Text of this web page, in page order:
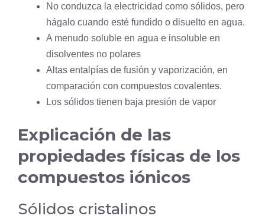
No conduzca la electricidad como sólidos, pero
hágalo cuando esté fundido o disuelto en agua.
A menudo soluble en agua e insoluble en
disolventes no polares
Altas entalpías de fusión y vaporización, en
comparación con compuestos covalentes.
Los sólidos tienen baja presión de vapor
Explicación de las
propiedades físicas de los
compuestos iónicos
Sólidos cristalinos